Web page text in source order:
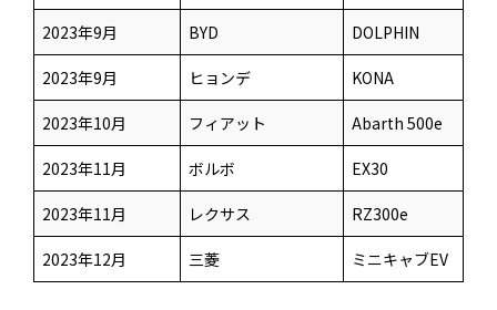
2023年9月 BYD DOLPHIN
2023年9月 ヒョンデ KONA
2023年10月 フィアット Abarth 500e
2023年11月 ボルボ EX30
2023年11月 レクサス RZ300e
2023年12月 三菱 ミニキャブEV